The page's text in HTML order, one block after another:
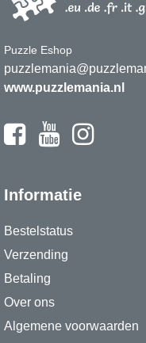
Puzzle Eshop
www.puzzlemania.nl
Informatie
Bestelstatus
Verzending
Betaling
Over ons
Algemene voorwaarden